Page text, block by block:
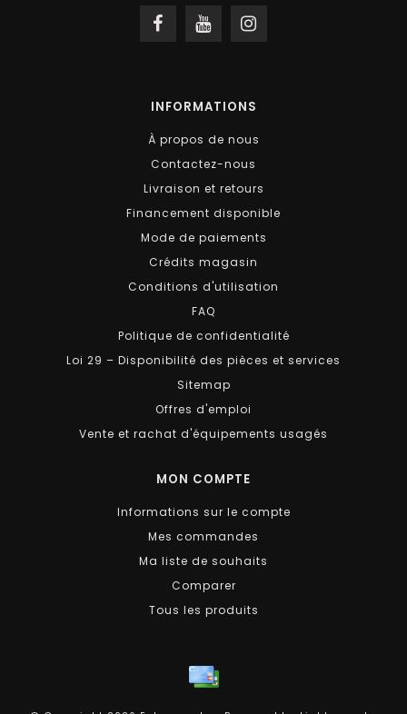
INFORMATIONS
À propos de nous
Contactez-nous
Livraison et retours
Financement disponible
Mode de paiements
Crédits magasin
Conditions d'utilisation
FAQ
Politique de confidentialité
Loi 29 – Disponibilité des pièces et services
Sitemap
Offres d'emploi
Vente et rachat d'équipements usagés
MON COMPTE
Informations sur le compte
Mes commandes
Ma liste de souhaits
Comparer
Tous les produits